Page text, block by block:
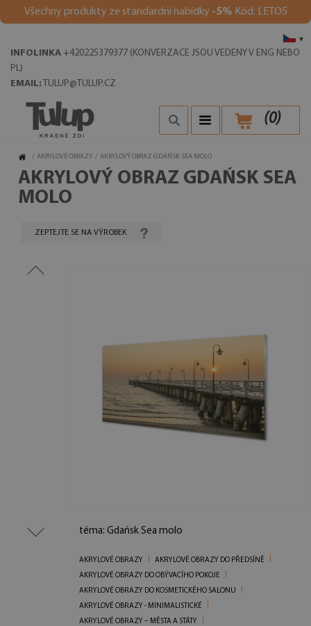
Všechny produkty ze standardní nabídky -5% Kód: LETO5
▾
INFOLINKA +420225379377 (KONVERZACE JSOU VEDENY V ENG NEBO
PL)
EMAIL: TULUP@TULUP.CZ
(0)
/ AKRYLOVÉ OBRAZY / AKRYLOVÝ OBRAZ GDAŃSK SEA MOLO
AKRYLOVÝ OBRAZ GDAŃSK SEA
MOLO
ZEPTEJTE SE NA VÝROBEK
téma: Gdańsk Sea molo
AKRYLOVÉ OBRAZY
AKRYLOVÉ OBRAZY DO PŘEDSÍNĚ
AKRYLOVÉ OBRAZY DO OBÝVACÍHO POKOJE
AKRYLOVÉ OBRAZY DO KOSMETICKÉHO SALONU
AKRYLOVÉ OBRAZY - MINIMALISTICKÉ
AKRYLOVÉ OBRAZY – MĚSTA A STÁTY